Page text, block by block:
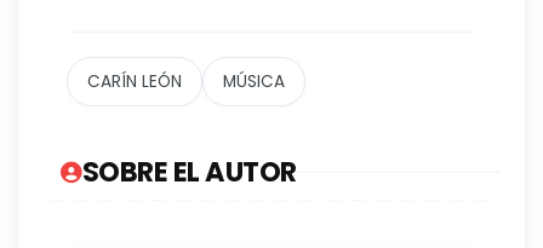
CARÍN LEÓN MÚSICA
SOBRE EL AUTOR